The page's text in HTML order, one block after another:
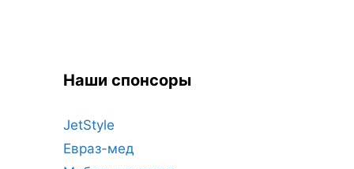
Наши спонсоры
JetStyle
Евраз-мед